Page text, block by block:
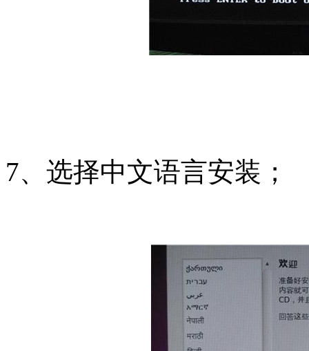
7、选择中文语言安装；